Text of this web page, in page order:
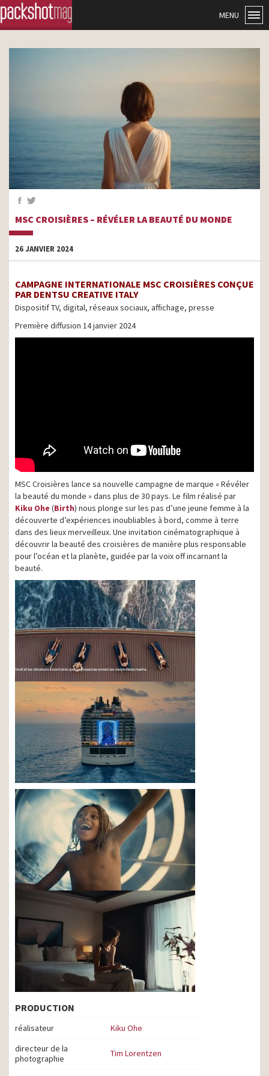
MENU
MSC CROISIÈRES – RÉVÉLER LA BEAUTÉ DU MONDE
26 JANVIER 2024
CAMPAGNE INTERNATIONALE MSC CROISIÈRES CONÇUE
PAR DENTSU CREATIVE ITALY
Dispositif TV, digital, réseaux sociaux, affichage, presse
Première diffusion 14 janvier 2024
MSC Croisières lance sa nouvelle campagne de marque « Révéler
la beauté du monde » dans plus de 30 pays. Le film réalisé par
Kiku Ohe (Birth) nous plonge sur les pas d’une jeune femme à la
découverte d’expériences inoubliables à bord, comme à terre
dans des lieux merveilleux. Une invitation cinématographique à
découvrir la beauté des croisières de manière plus responsable
pour l’océan et la planète, guidée par la voix off incarnant la
beauté.
PRODUCTION
réalisateur
Kiku Ohe
directeur de la
photographie
Tim Lorentzen